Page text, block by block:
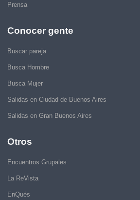
Prensa
Conocer gente
Buscar pareja
Busca Hombre
Busca Mujer
Salidas en Ciudad de Buenos Aires
Salidas en Gran Buenos Aires
Otros
Encuentros Grupales
La ReVista
EnQués